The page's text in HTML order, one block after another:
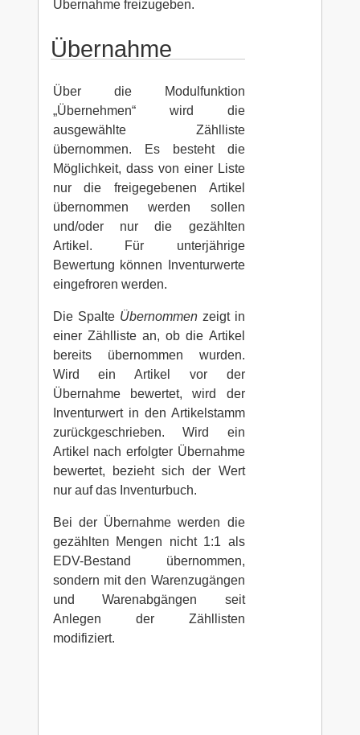
Übernahme freizugeben.
Übernahme
Über die Modulfunktion
„Übernehmen“ wird die
ausgewählte Zählliste
übernommen. Es besteht die
Möglichkeit, dass von einer Liste
nur die freigegebenen Artikel
übernommen werden sollen
und/oder nur die gezählten
Artikel. Für unterjährige
Bewertung können Inventurwerte
eingefroren werden.
Die Spalte Übernommenzeigt in
einer Zählliste an, ob die Artikel
bereits übernommen wurden.
Wird ein Artikel vor der
Übernahme bewertet, wird der
Inventurwert in den Artikelstamm
zurückgeschrieben. Wird ein
Artikel nach erfolgter Übernahme
bewertet, bezieht sich der Wert
nur auf das Inventurbuch.
Bei der Übernahme werden die
gezählten Mengen nicht 1:1 als
EDV-Bestand übernommen,
sondern mit den Warenzugängen
und Warenabgängen seit
Anlegen der Zähllisten
modifiziert.